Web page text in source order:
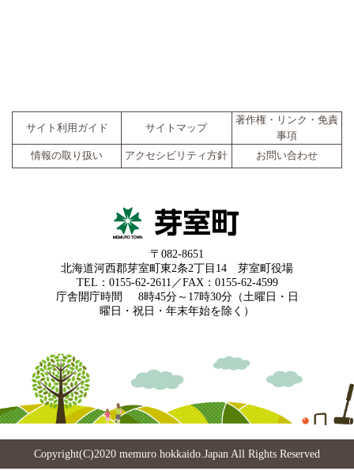
サイト利用ガイド サイトマップ
著作権・リンク・免責
事項
情報の取り扱い
アクセシビリティ方針 お問い合わせ
〒082-8651
北海道河西郡芽室町東2条2丁目14 芽室町役場
TEL：0155-62-2611／FAX：0155-62-4599
庁舎開庁時間
8時45分～17時30分（土曜日・日
曜日・祝日・年末年始を除く）
Copyright(C)2020 memuro hokkaido.Japan All Rights Reserved